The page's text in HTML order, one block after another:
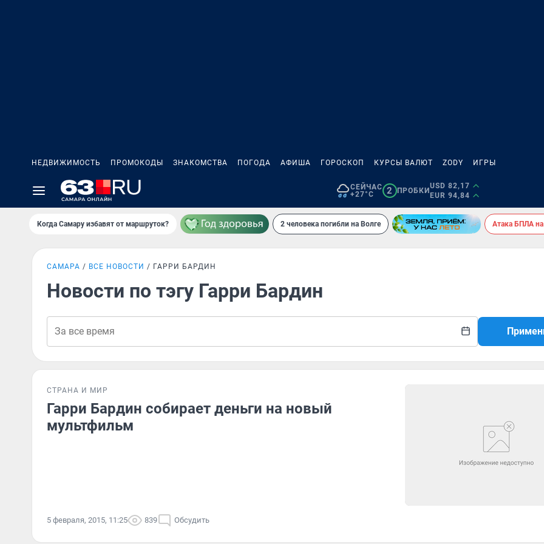
НЕДВИЖИМОСТЬ ПРОМОКОДЫ ЗНАКОМСТВА ПОГОДА АФИША ГОРОСКОП КУРСЫ ВАЛЮТ ZODY ИГРЫ
СЕЙЧАС
+27°C
2 ПРОБКИ
USD 82,17
EUR 94,84
Когда Самару избавят от маршруток? 2 человека погибли на Волге Атака БПЛА
САМАРА ВСЕ НОВОСТИ ГАРРИ БАРДИН
Новости по тэгу Гарри Бардин
СТРАНА И МИР
Гарри Бардин собирает деньги на новый
мультфильм
5 февраля, 2015, 11:25 839 Обсудить